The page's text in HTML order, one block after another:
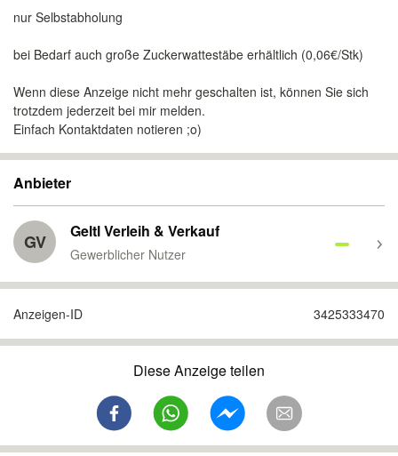
nur Selbstabholung
bei Bedarf auch große Zuckerwattestäbe erhältlich (0,06€/Stk)
Wenn diese Anzeige nicht mehr geschalten ist, können Sie sich
trotzdem jederzeit bei mir melden.
Einfach Kontaktdaten notieren ;o)
Anbieter
GV Geltl Verleih & Verkauf
Gewerblicher Nutzer
Anzeigen-ID 3425333470
Diese Anzeige teilen